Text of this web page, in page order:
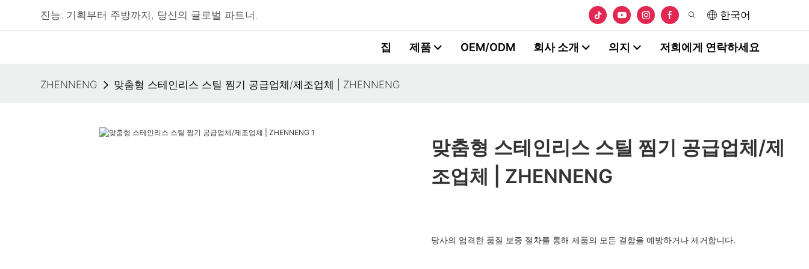
진능: 기획부터 주방까지, 당신의 글로벌 파트너. 한국어
집 제품 OEM/ODM 회사 소개 의지 저희에게 연락하세요
ZHENNENG 맞춤형 스테인리스 스틸 찜기 공급업체/제조업체 | ZHENNENG
맞춤형 스테인리스 스틸 찜기 공급업체/제
조업체 | ZHENNENG
당사의 엄격한 품질 보증 절차를 통해 제품의 모든 결함을 예방하거나 제거합니다.